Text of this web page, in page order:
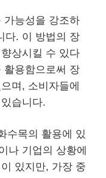
가능성을 강조하
다. 이 방법의 장
상시킬 수 있다
활용함으로써 장
며, 소비자들에
습니다.
수목의 활용에 있
나 기업의 상황에
있지만, 가장 중